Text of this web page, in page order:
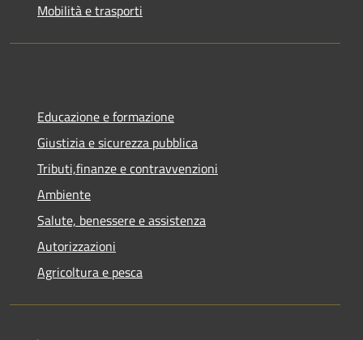
Mobilità e trasporti
Educazione e formazione
Giustizia e sicurezza pubblica
Tributi,finanze e contravvenzioni
Ambiente
Salute, benessere e assistenza
Autorizzazioni
Agricoltura e pesca